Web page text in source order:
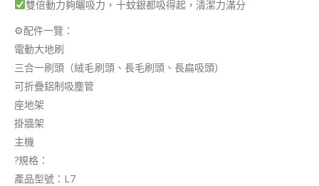
雙倍動力夠曬吸力，十蚊銀都吸得起，清潔力滿分
⚙配件一覽：
電動大地刷
三合一刷頭（絨毛刷頭、長毛刷頭、長扁吸頭）
可折疊鋁制吸塵管
座地架
掛牆架
主機
?規格：
產品型號：L7